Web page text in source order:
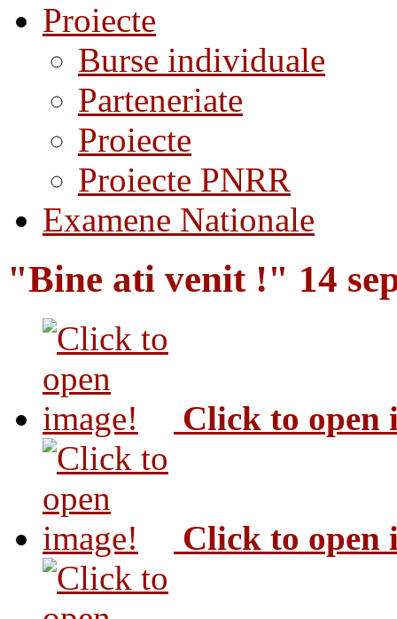
Proiecte
Burse individuale
Parteneriate
Proiecte
Proiecte PNRR
Examene Nationale
"Bine ati venit !" 14
Click to open
Click to open